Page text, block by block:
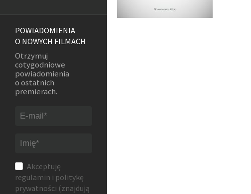
POWIADOMIENIA
O NOWYCH FILMACH
Otrzymuj
cotygodniowe
powiadomienia
o ostatnich
premierach.
Akceptuję
regulamin i politykę
prywatności (znajdują